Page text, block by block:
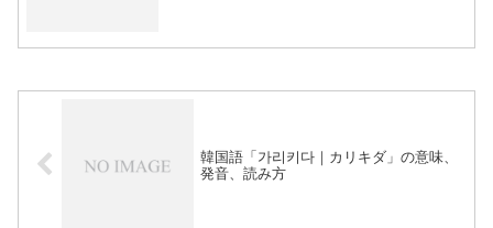
韓国語「가리키다｜カリキダ」の意味、
発音、読み方